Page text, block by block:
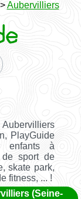
Aubervilliers
PlayGuide
à
sport de
skate park,
fitness, ... !
(Seine-